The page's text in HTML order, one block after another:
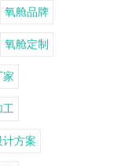
氧舱品牌
氧舱定制
家
工
计方案